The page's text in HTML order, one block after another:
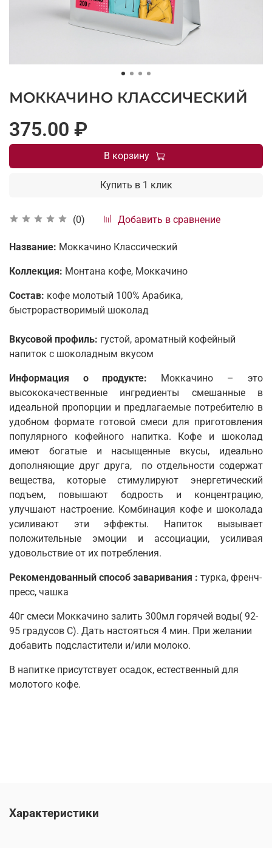
МОККАЧИНО КЛАССИЧЕСКИЙ
(0) Добавить в сравнение
375.00 ₽
В корзину
Купить в 1 клик
Название: Моккачино Классический
Коллекция: Монтана кофе, Моккачино
Состав: кофе молотый 100% Арабика,
быстрорастворимый шоколад
Вкусовой профиль: густой, ароматный кофейный
напиток с шоколадным вкусом
Информация о продукте:
Моккачино – это
высококачественные ингредиенты смешанные в
идеальной пропорции и предлагаемые потребителю в
удобном формате готовой смеси для приготовления
популярного кофейного напитка. Кофе и шоколад
имеют богатые и насыщенные вкусы, идеально
дополняющие друг друга, по отдельности содержат
вещества, которые стимулируют энергетический
подъем, повышают бодрость и концентрацию,
улучшают настроение. Комбинация кофе и шоколада
усиливают эти эффекты. Напиток вызывает
положительные эмоции и ассоциации, усиливая
удовольствие от их потребления.
Рекомендованный способ заваривания : турка, френч-
пресс, чашка
40г смеси Моккачино залить 300мл горячей воды( 92-
95 градусов С). Дать настояться 4 мин. При желании
добавить подсластители и/или молоко.
В напитке присутствует осадок, естественный для
молотого кофе.
Характеристики